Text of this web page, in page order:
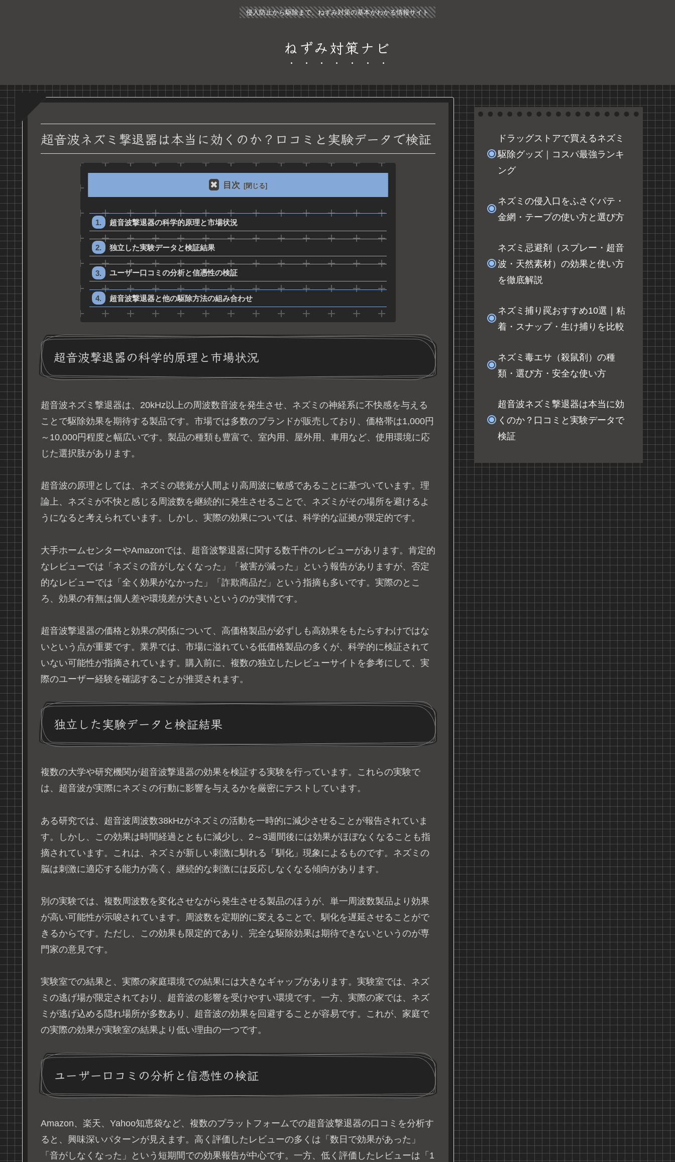
侵入防止から駆除まで、ねずみ対策の基本がわかる情報サイト
ねずみ対策ナビ
超音波ネズミ撃退器は本当に効くのか？口コミと実験データで検証
目次
超音波撃退器の科学的原理と市場状況
独立した実験データと検証結果
ユーザー口コミの分析と信憑性の検証
超音波撃退器と他の駆除方法の組み合わせ
超音波撃退器の科学的原理と市場状況
超音波ネズミ撃退器は、20kHz以上の周波数音波を発生させ、ネズミの神経系に不快感を与える
ことで駆除効果を期待する製品です。市場では多数のブランドが販売しており、価格帯は1,000円
～10,000円程度と幅広いです。製品の種類も豊富で、室内用、屋外用、車用など、使用環境に応
じた選択肢があります。
超音波の原理としては、ネズミの聴覚が人間より高周波に敏感であることに基づいています。理
論上、ネズミが不快と感じる周波数を継続的に発生させることで、ネズミがその場所を避けるよ
うになると考えられています。しかし、実際の効果については、科学的な証拠が限定的です。
大手ホームセンターやAmazonでは、超音波撃退器に関する数千件のレビューがあります。肯定的
なレビューでは「ネズミの音がしなくなった」「被害が減った」という報告がありますが、否定
的なレビューでは「全く効果がなかった」「詐欺商品だ」という指摘も多いです。実際のとこ
ろ、効果の有無は個人差や環境差が大きいというのが実情です。
超音波撃退器の価格と効果の関係について、高価格製品が必ずしも高効果をもたらすわけではな
いという点が重要です。業界では、市場に溢れている低価格製品の多くが、科学的に検証されて
いない可能性が指摘されています。購入前に、複数の独立したレビューサイトを参考にして、実
際のユーザー経験を確認することが推奨されます。
独立した実験データと検証結果
複数の大学や研究機関が超音波撃退器の効果を検証する実験を行っています。これらの実験で
は、超音波が実際にネズミの行動に影響を与えるかを厳密にテストしています。
ある研究では、超音波周波数38kHzがネズミの活動を一時的に減少させることが報告されていま
す。しかし、この効果は時間経過とともに減少し、2～3週間後には効果がほぼなくなることも指
摘されています。これは、ネズミが新しい刺激に馴れる「馴化」現象によるものです。ネズミの
脳は刺激に適応する能力が高く、継続的な刺激には反応しなくなる傾向があります。
別の実験では、複数周波数を変化させながら発生させる製品のほうが、単一周波数製品より効果
が高い可能性が示唆されています。周波数を定期的に変えることで、馴化を遅延させることがで
きるからです。ただし、この効果も限定的であり、完全な駆除効果は期待できないというのが専
門家の意見です。
実験室での結果と、実際の家庭環境での結果には大きなギャップがあります。実験室では、ネズ
ミの逃げ場が限定されており、超音波の影響を受けやすい環境です。一方、実際の家では、ネズ
ミが逃げ込める隠れ場所が多数あり、超音波の効果を回避することが容易です。これが、家庭で
の実際の効果が実験室の結果より低い理由の一つです。
ユーザー口コミの分析と信憑性の検証
Amazon、楽天、Yahoo知恵袋など、複数のプラットフォームでの超音波撃退器の口コミを分析す
ると、興味深いパターンが見えます。高く評価したレビューの多くは「数日で効果があった」
「音がしなくなった」という短期間での効果報告が中心です。一方、低く評価したレビューは「1
ドラッグストアで買えるネズミ
駆除グッズ｜コスパ最強ランキ
ング
ネズミの侵入口をふさぐパテ・
金網・テープの使い方と選び方
ネズミ忌避剤（スプレー・超音
波・天然素材）の効果と使い方
を徹底解説
ネズミ捕り罠おすすめ10選｜粘
着・スナップ・生け捕りを比較
ネズミ毒エサ（殺鼠剤）の種
類・選び方・安全な使い方
超音波ネズミ撃退器は本当に効
くのか？口コミと実験データで
検証